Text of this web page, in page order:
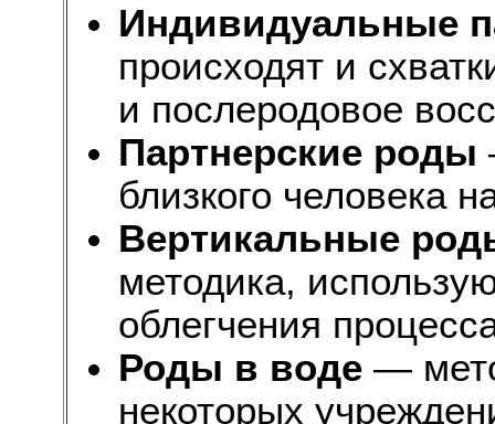
Индивидуальные
происходят и
и послеродовое
Партнерские роды
близкого человека
Вертикальные
методика,
облегчения
Роды в воде—
некоторых